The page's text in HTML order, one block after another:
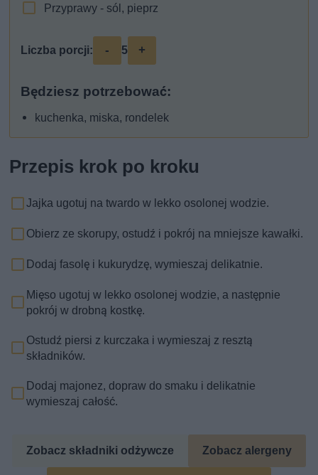
Przyprawy - sól, pieprz
Liczba porcji: - 5 +
Będziesz potrzebować:
kuchenka, miska, rondelek
Przepis krok po kroku
Jajka ugotuj na twardo w lekko osolonej wodzie.
Obierz ze skorupy, ostudź i pokrój na mniejsze kawałki.
Dodaj fasolę i kukurydzę, wymieszaj delikatnie.
Mięso ugotuj w lekko osolonej wodzie, a następnie
pokrój w drobną kostkę.
Ostudź piersi z kurczaka i wymieszaj z resztą
składników.
Dodaj majonez, dopraw do smaku i delikatnie
wymieszaj całość.
Zobacz składniki odżywcze Zobacz alergeny